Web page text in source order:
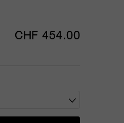
CHF 454.00